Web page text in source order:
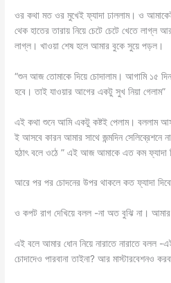
ওর কথা মত ওর মুখেই ফ্যাদা ঢাললাম। ও
থেক হাতের তারায় নিয়ে চেটে চেটে খেতে লাগ্ল
লাগ্ল। খাওয়া শেষ হলে আমার বুকে সুয়ে পড়ল।
“শুন আজ তোমাকে দিয়ে চোদালাম। আগামি ১৫
হবে। তাই যাওয়ার আগের একটু সুখ নিয়া গেলাম”
এই কথা শুনে আমি একটু কষ্টই পেলাম। বললাম
ই আসবে কারন আমার সাথে জন্মদিন সেলিব্রেশনে
হঠাৎ বলে ওঠে ” এই আজ আমাকে এত কম ফ্যাদা
আরে পর পর চোদনের উপর থাকলে কত ফ্যাদা
ও কপট রাগ দেখিয়ে বলল -না অত বুঝি না। আমার
এই বলে আমার ধোন নিয়ে নারাতে নারাতে বলল
চোদাদেও পারবানা তাইনা? আর মাস্টারবেশনও